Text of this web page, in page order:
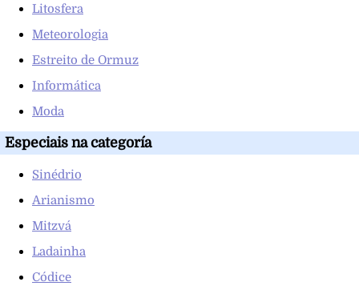
Litosfera
Meteorologia
Estreito de Ormuz
Informática
Moda
Especiais na categoría
Sinédrio
Arianismo
Mitzvá
Ladainha
Códice